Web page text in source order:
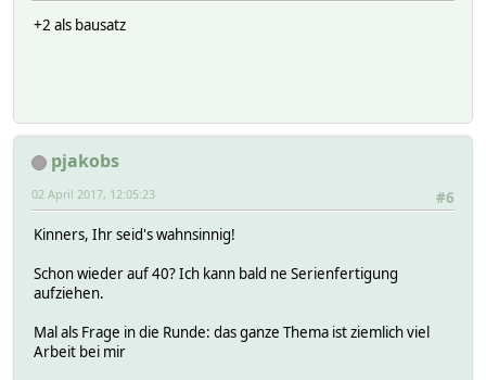
+2 als bausatz
pjakobs
#6
02 April 2017, 12:05:23
Kinners, Ihr seid's wahnsinnig!
Schon wieder auf 40? Ich kann bald ne Serienfertigung
aufziehen.
Mal als Frage in die Runde: das ganze Thema ist ziemlich viel
Arbeit bei mir